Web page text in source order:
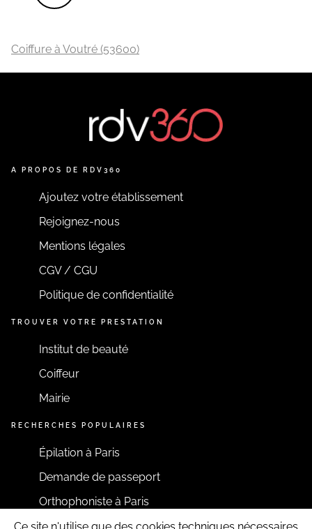
Coiffure à Voutré (53600)
A PROPOS DE RDV360
Ajoutez votre établissement
Rejoignez-nous
Mentions légales
CGV / CGU
Politique de confidentialité
TROUVER VOTRE PRESTATION
Institut de beauté
Coiffeur
Mairie
RECHERCHES POPULAIRES
Épilation à Paris
Demande de passeport
Orthophoniste à Paris